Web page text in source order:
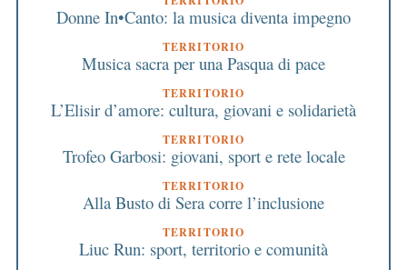
Donne In•Canto: la musica diventa impegno
TERRITORIO
Musica sacra per una Pasqua di pace
TERRITORIO
L’Elisir d’amore: cultura, giovani e solidarietà
TERRITORIO
Trofeo Garbosi: giovani, sport e rete locale
TERRITORIO
Alla Busto di Sera corre l’inclusione
TERRITORIO
Liuc Run: sport, territorio e comunità